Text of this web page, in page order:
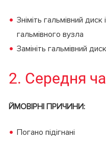
Зніміть гальмівний диск
гальмівного вузла
Замініть гальмівний диск
2. Середня
ЙМОВІРНІ ПРИЧИНИ:
Погано підігнані